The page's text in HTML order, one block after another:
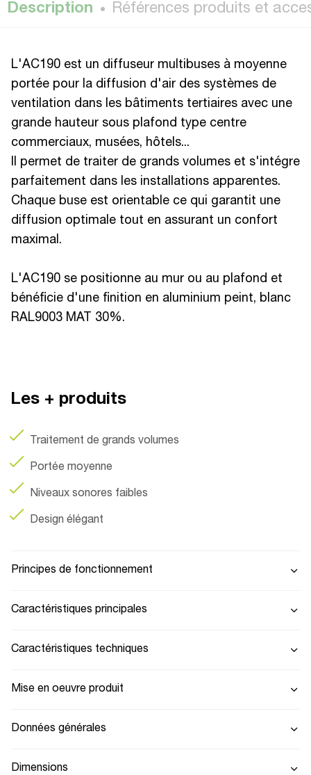
Description Références produits et
L'AC190 est un diffuseur multibuses à moyenne
portée pour la diffusion d'air des systèmes de
ventilation dans les bâtiments tertiaires avec une
grande hauteur sous plafond type centre
commerciaux, musées, hôtels...
Il permet de traiter de grands volumes et s'intégre
parfaitement dans les installations apparentes.
Chaque buse est orientable ce qui garantit une
diffusion optimale tout en assurant un confort
maximal.
L'AC190 se positionne au mur ou au plafond et
bénéficie d'une finition en aluminium peint, blanc
RAL9003 MAT 30%.
Les + produits
Traitement de grands volumes
Portée moyenne
Niveaux sonores faibles
Design élégant
Principes de fonctionnement
Caractéristiques principales
Caractéristiques techniques
Mise en oeuvre produit
Données générales
Dimensions